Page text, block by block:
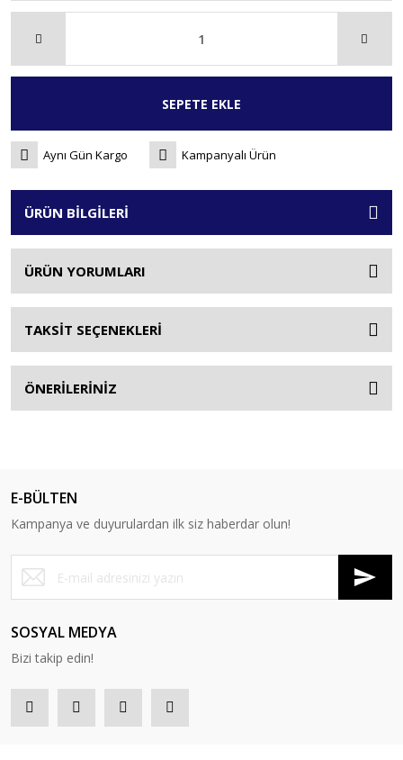
SEPETE EKLE
Aynı Gün Kargo Kampanyalı Ürün
ÜRÜN BİLGİLERİ
ÜRÜN YORUMLARI
TAKSİT SEÇENEKLERİ
ÖNERİLERİNİZ
E-BÜLTEN
Kampanya ve duyurulardan ilk siz haberdar olun!
SOSYAL MEDYA
Bizi takip edin!